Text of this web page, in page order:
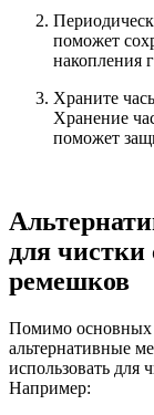
поможет
накопления
Храните
Хранение
поможет
для чистки
ремешков
Помимо основных
альтернативные
использовать для
Например: